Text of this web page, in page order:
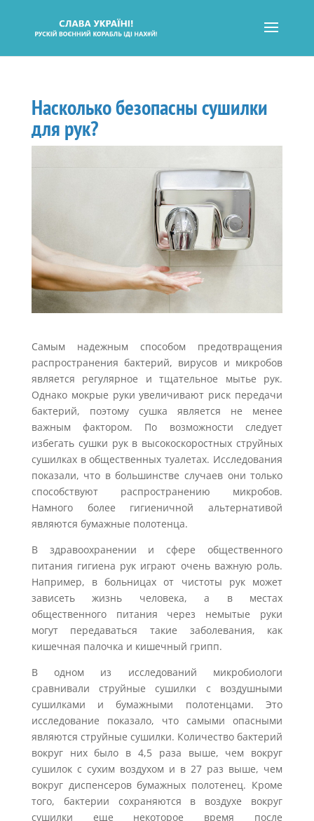
Насколько безопасны сушилки
для рук?
Самым надежным способом предотвращения
распространения бактерий, вирусов и микробов
является регулярное и тщательное мытье рук.
Однако мокрые руки увеличивают риск передачи
бактерий, поэтому сушка является не менее
важным фактором. По возможности следует
избегать сушки рук в высокоскоростных струйных
сушилках в общественных туалетах. Исследования
показали, что в большинстве случаев они только
способствуют распространению микробов.
Намного более гигиеничной альтернативой
являются бумажные полотенца.
В здравоохранении и сфере общественного
питания гигиена рук играют очень важную роль.
Например, в больницах от чистоты рук может
зависеть жизнь человека, а в местах
общественного питания через немытые руки
могут передаваться такие заболевания, как
кишечная палочка и кишечный грипп.
В одном из исследований микробиологи
сравнивали струйные сушилки с воздушными
сушилками и бумажными полотенцами. Это
исследование показало, что самыми опасными
являются струйные сушилки. Количество бактерий
вокруг них было в 4,5 раза выше, чем вокруг
сушилок с сухим воздухом и в 27 раз выше, чем
вокруг диспенсеров бумажных полотенец. Кроме
того, бактерии сохраняются в воздухе вокруг
сушилки еще некоторое время после